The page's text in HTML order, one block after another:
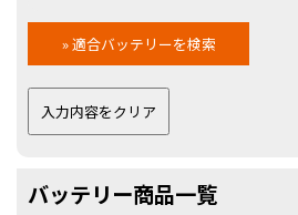
バッテリー商品一覧